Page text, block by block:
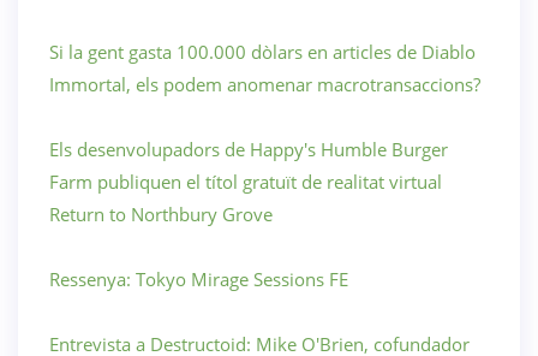
Si la gent gasta 100.000 dòlars en articles de Diablo
Immortal, els podem anomenar macrotransaccions?
Els desenvolupadors de Happy's Humble Burger
Farm publiquen el títol gratuït de realitat virtual
Return to Northbury Grove
Ressenya: Tokyo Mirage Sessions FE
Entrevista a Destructoid: Mike O'Brien, cofundador